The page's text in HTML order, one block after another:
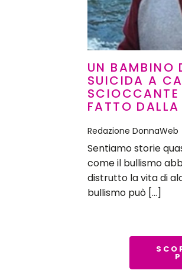
UN BAMBINO
SUICIDA A
SCIOCCANTE
FATTO
Redazione DonnaWeb
Sentiamo storie
come il bullismo
distrutto la vita di
bullismo può […]